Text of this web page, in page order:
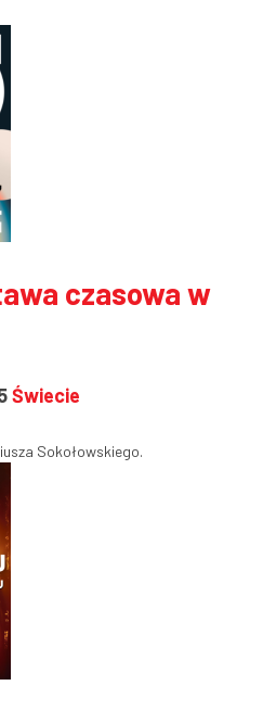
czasowa w
Świecie
Sokołowskiego.